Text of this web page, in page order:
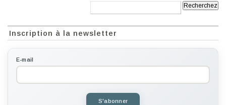
Inscription à la newsletter
E-mail
S'abonner